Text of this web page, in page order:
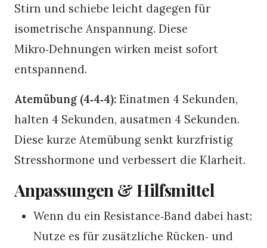
Stirn und schiebe leicht dagegen für
isometrische Anspannung. Diese
Mikro‑Dehnungen wirken meist sofort
entspannend.
Atemübung (4‑4‑4): Einatmen 4 Sekunden,
halten 4 Sekunden, ausatmen 4 Sekunden.
Diese kurze Atemübung senkt kurzfristig
Stresshormone und verbessert die Klarheit.
Anpassungen & Hilfsmittel
Wenn du ein Resistance‑Band dabei hast:
Nutze es für zusätzliche Rücken‑ und